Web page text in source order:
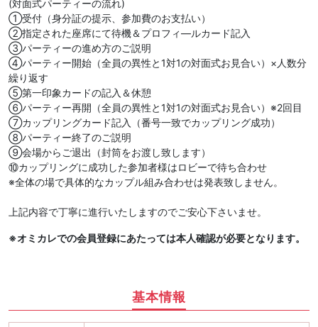
(対面式パーティーの流れ)
①受付（身分証の提示、参加費のお支払い）
②指定された座席にて待機＆プロフィ―ルカード記入
③パーティーの進め方のご説明
④パーティー開始（全員の異性と1対1の対面式お見合い）×人数分
繰り返す
⑤第一印象カードの記入＆休憩
⑥パーティー再開（全員の異性と1対1の対面式お見合い）※2回目
⑦カップリングカード記入（番号一致でカップリング成功）
⑧パーティー終了のご説明
⑨会場からご退出（封筒をお渡し致します）
⑩カップリングに成功した参加者様はロビーで待ち合わせ
※全体の場で具体的なカップル組み合わせは発表致しません。
上記内容で丁寧に進行いたしますのでご安心下さいませ。
※オミカレでの会員登録にあたっては本人確認が必要となります。
基本情報